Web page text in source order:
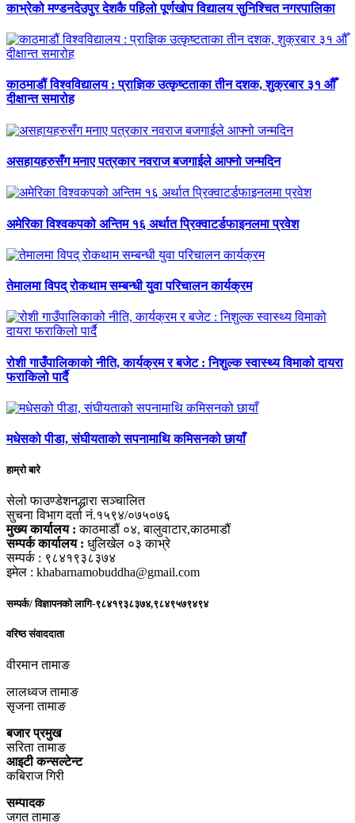
काभ्रेको मण्डनदेउपुर देशकै पहिलो पूर्णखोप विद्यालय सुनिश्चित नगरपालिका
काठमाडौं विश्वविद्यालय : प्राज्ञिक उत्कृष्टताका तीन दशक, शुक्रबार ३१ औँ
दीक्षान्त समारोह
असहायहरुसँग मनाए पत्रकार नवराज बजगाईले आफ्नो जन्मदिन
अमेरिका विश्वकपको अन्तिम १६ अर्थात प्रिक्वाटर्डफाइनलमा प्रवेश
तेमालमा विपद् रोकथाम सम्बन्धी युवा परिचालन कार्यक्रम
रोशी गाउँपालिकाको नीति, कार्यक्रम र बजेट : निशुल्क स्वास्थ्य विमाको दायरा
फराकिलो पार्दै
मधेसको पीडा, संघीयताको सपनामाथि कमिसनको छायाँ
हाम्रो बारे
सेलो फाउण्डेशनद्धारा सञ्चालित
सुचना विभाग दर्ता नं.१५९४/०७५०७६
मुख्य कार्यालय : काठमाडौं ०४, बालुवाटार,काठमाडौं
सम्पर्क कार्यालय : धुलिखेल ०३ काभ्रे
सम्पर्क : ९८४१९३८३७४
इमेल : khabarnamobuddha@gmail.com
सम्पर्क/ विज्ञापनको लागि-९८४१९३८३७४,९८४९५७९४९४
वरिष्ठ संवाददाता
वीरमान तामाङ
लालध्वज तामाङ
सृजना तामाङ
बजार प्रमुख
सरिता तामाङ
आइटी कन्सल्टेन्ट
कबिराज गिरी
सम्पादक
जगत तामाङ